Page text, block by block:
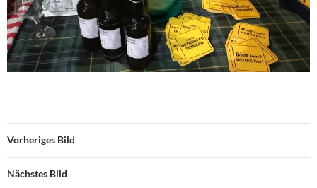
Vorheriges Bild
Nächstes Bild